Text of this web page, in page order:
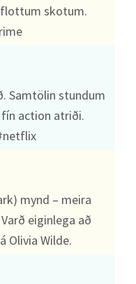
flottum skotum.
Samtölin stundum
fín action atriði.
mynd – meira
eiginlega að
Olivia Wilde.